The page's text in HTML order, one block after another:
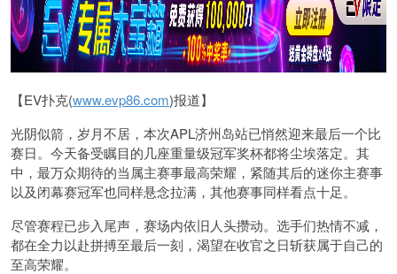
【EV扑克(www.evp86.com)报道】
光阴似箭，岁月不居，本次APL济州岛站已悄然迎来最后一个比
赛日。今天备受瞩目的几座重量级冠军奖杯都将尘埃落定。其
中，最万众期待的当属主赛事最高荣耀，紧随其后的迷你主赛事
以及闭幕赛冠军也同样悬念拉满，其他赛事同样看点十足。
尽管赛程已步入尾声，赛场内依旧人头攒动。选手们热情不减，
都在全力以赴拼搏至最后一刻，渴望在收官之日斩获属于自己的
至高荣耀。